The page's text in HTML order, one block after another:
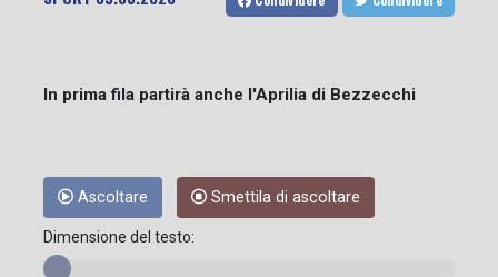
In prima fila partirà anche l'Aprilia di Bezzecchi
Ascoltare Smettila di ascoltare
Dimensione del testo: